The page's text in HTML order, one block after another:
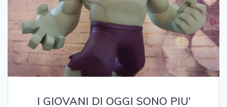
I GIOVANI DI OGGI SONO PIU’